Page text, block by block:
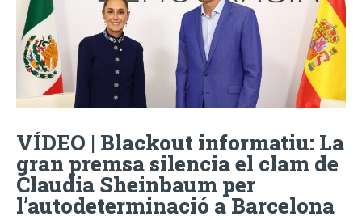
VÍDEO | Blackout informatiu: La
gran premsa silencia el clam de
Claudia Sheinbaum per
l’autodeterminació a Barcelona